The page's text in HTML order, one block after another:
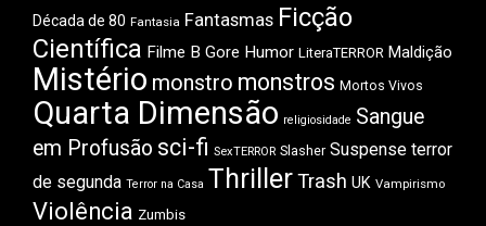
Década de 80 Fantasia Fantasmas Ficção
Científica Filme B Gore Humor LiteraTERROR Maldição
Mistério monstro monstros Mortos Vivos
Quarta Dimensão religiosidade Sangue
em Profusão sci-fi SexTERROR Slasher Suspense terror
de segunda Terror na Casa ThrillerTrash UK Vampirismo
Violência Zumbis